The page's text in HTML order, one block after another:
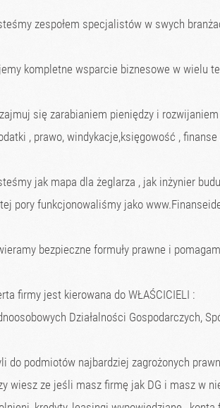
zespołem specjalistów w swych
kompletne wsparcie biznesowe w wielu
się zarabianiem pieniędzy i
, prawo, windykacje,księgowość ,
jak mapa dla żeglarza , jak inżynier
pory funkcjonowaliśmy jako
bezpieczne formuły prawne i
firmy jest kierowana do WŁAŚCICIELI :
Działalności Gospodarczych,
do podmiotów najbardziej zagrożonych
wiesz ze jeśli masz firmę jak DG i masz w